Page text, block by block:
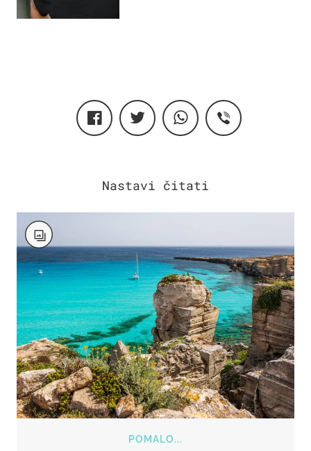
POMALO...